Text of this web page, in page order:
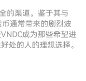
的渠道。鉴于其与
通常带来的剧烈波
成为那些希望进
处的人的理想选择。